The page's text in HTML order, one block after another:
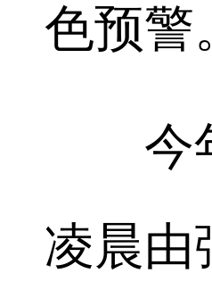
色预警
今年
凌晨由